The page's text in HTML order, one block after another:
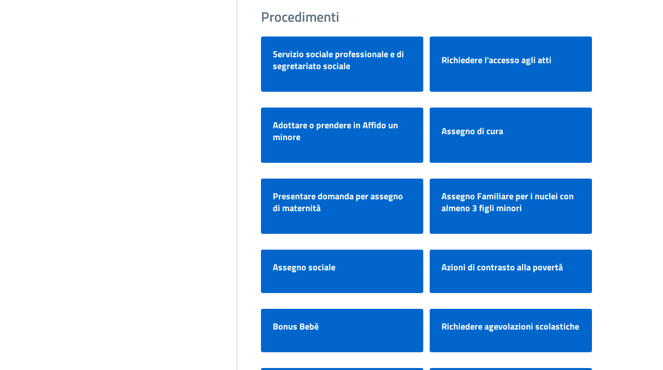
Procedimenti
Servizio sociale professionale e di
segretariato sociale
Richiedere l'accesso agli atti
Adottare o prendere in Affido un
minore
Assegno di cura
Presentare domanda per assegno
di maternità
Assegno Familiare per i nuclei con
almeno 3 figli minori
Assegno sociale Azioni di contrasto alla povertà
Bonus Bebè Richiedere agevolazioni scolastiche